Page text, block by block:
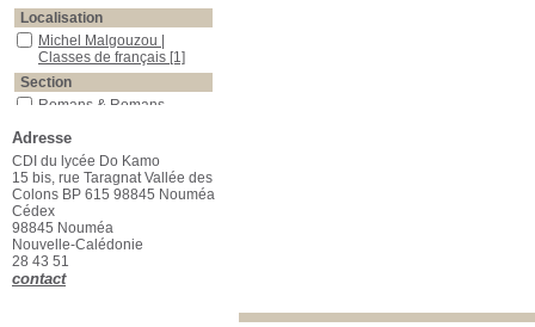
Localisation
Michel Malgouzou |
Classes de français [1]
Section
Romans & Romans
Adresse
CDI du lycée Do Kamo
15 bis, rue Taragnat Vallée des
Colons BP 615 98845 Nouméa
Cédex
98845 Nouméa
Nouvelle-Calédonie
28 43 51
contact